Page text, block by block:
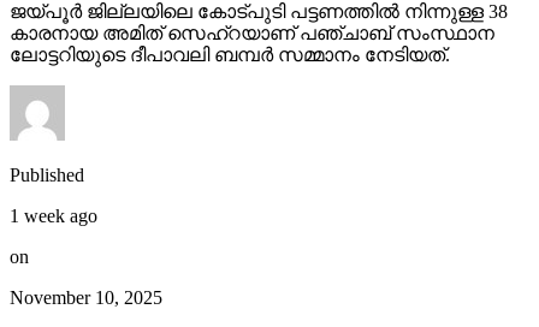
ജയ്പൂര്‍ ജില്ലയിലെ കോട്പുടി പട്ടണത്തില്‍ നിന്നുള്ള 38
കാരനായ അമിത് സെഹ്‌റയാണ് പഞ്ചാബ് സംസ്ഥാന
ലോട്ടറിയുടെ ദീപാവലി ബമ്പര്‍ സമ്മാനം നേടിയത്.
Published
1 week ago
on
November 10, 2025